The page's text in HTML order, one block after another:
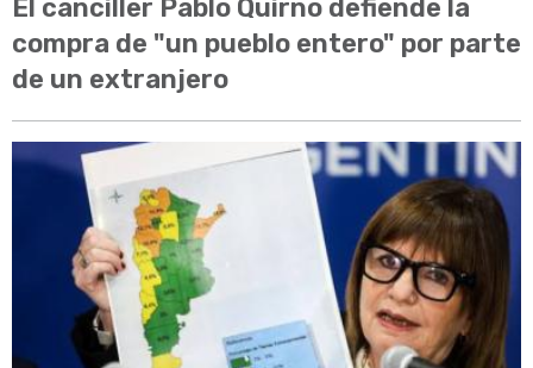
El canciller Pablo Quirno defiende la
compra de "un pueblo entero" por parte
de un extranjero